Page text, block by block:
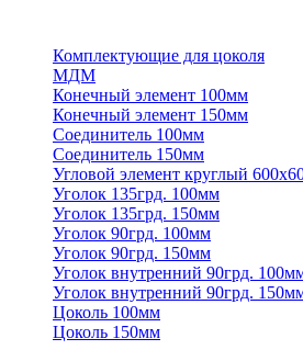
Комплектующие для цоколя
МДМ
Конечный элемент 100мм
Конечный элемент 150мм
Соединитель 100мм
Соединитель 150мм
Угловой элемент круглый
Уголок 135грд. 100мм
Уголок 135грд. 150мм
Уголок 90грд. 100мм
Уголок 90грд. 150мм
Уголок внутренний 90грд.
Уголок внутренний 90грд.
Цоколь 100мм
Цоколь 150мм